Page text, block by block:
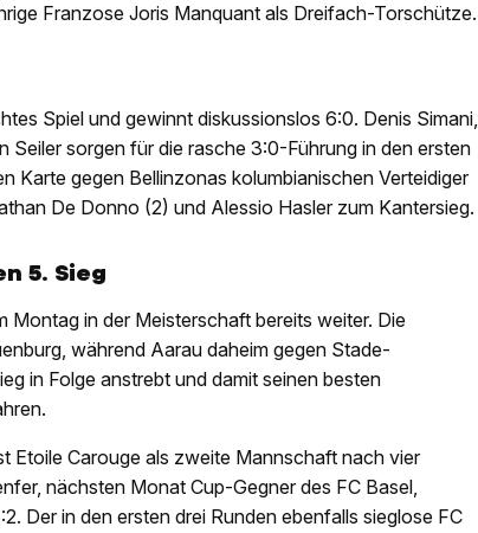
Franzose Joris Manquant als Dreifach-Torschütze.
Spiel und gewinnt diskussionslos 6:0. Denis Simani,
Seiler sorgen für die rasche 3:0-Führung in den ersten
Karte gegen Bellinzonas kolumbianischen Verteidiger
De Donno (2) und Alessio Hasler zum Kantersieg.
5. Sieg
Montag in der Meisterschaft bereits weiter. Die
während Aarau daheim gegen Stade-
in Folge anstrebt und damit seinen besten
Etoile Carouge als zweite Mannschaft nach vier
nächsten Monat Cup-Gegner des FC Basel,
Der in den ersten drei Runden ebenfalls sieglose FC